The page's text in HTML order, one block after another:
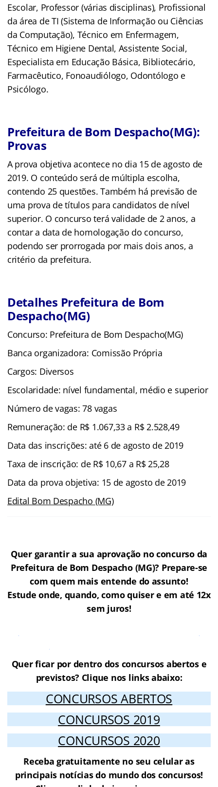
Escolar, Professor (várias disciplinas), Profissional
da área de TI (Sistema de Informação ou Ciências
da Computação), Técnico em Enfermagem,
Técnico em Higiene Dental, Assistente Social,
Especialista em Educação Básica, Bibliotecário,
Farmacêutico, Fonoaudiólogo, Odontólogo e
Psicólogo.
Prefeitura de Bom Despacho(MG):
Provas
A prova objetiva acontece no dia 15 de agosto de
2019. O conteúdo será de múltipla escolha,
contendo 25 questões. Também há previsão de
uma prova de títulos para candidatos de nível
superior. O concurso terá validade de 2 anos, a
contar a data de homologação do concurso,
podendo ser prorrogada por mais dois anos, a
critério da prefeitura.
Detalhes Prefeitura de Bom
Despacho(MG)
Concurso: Prefeitura de Bom Despacho(MG)
Banca organizadora: Comissão Própria
Cargos: Diversos
Escolaridade: nível fundamental, médio e superior
Número de vagas: 78 vagas
Remuneração: de R$ 1.067,33 a R$ 2.528,49
Data das inscrições: até 6 de agosto de 2019
Taxa de inscrição: de R$ 10,67 a R$ 25,28
Data da prova objetiva: 15 de agosto de 2019
Edital Bom Despacho (MG)
Quer garantir a sua aprovação no concurso da
Prefeitura de Bom Despacho (MG)? Prepare-se
com quem mais entende do assunto!
Estude onde, quando, como quiser e em até 12x
sem juros!
Quer ficar por dentro dos concursos abertos e
previstos? Clique nos links abaixo:
CONCURSOS ABERTOS
CONCURSOS 2019
CONCURSOS 2020
Receba gratuitamente no seu celular as
principais notícias do mundo dos concursos!